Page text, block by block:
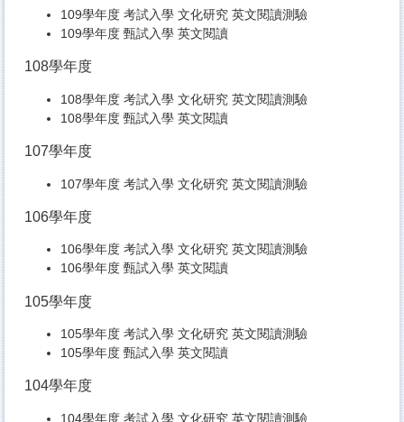
​109學年度 考試入學 文化研究 英文閱讀測驗
109學年度 甄試入學 英文閱讀
108學年度
​108學年度 考試入學 文化研究 英文閱讀測驗
108學年度 甄試入學 英文閱讀
107學年度
107學年度 考試入學 文化研究 英文閱讀測驗
106學年度
​106學年度 考試入學 文化研究 英文閱讀測驗
106學年度 甄試入學 英文閱讀
105學年度
​105學年度 考試入學 文化研究 英文閱讀測驗
105學年度 甄試入學 英文閱讀
104學年度
104學年度 考試入學 文化研究 英文閱讀測驗